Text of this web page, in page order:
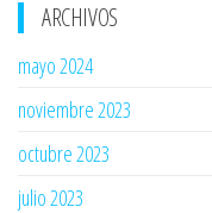
ARCHIVOS
mayo 2024
noviembre 2023
octubre 2023
julio 2023